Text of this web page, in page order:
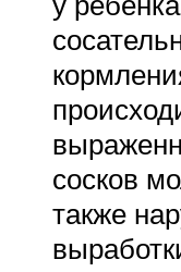
сосков
также